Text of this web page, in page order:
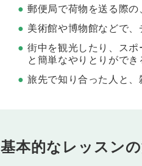
Lesson 18-21の内容をおさらいし
Lesson 23 観光(1)
Lesson 24 観光(2)
街の中を観光したり、スポーツを
海外旅行でよく使う言葉やフレーズ
郵便局で荷物を送る際
美術館や博物館などで
街中を観光したり、ス
と簡単なやりとりができ
旅先で知り合った人と
基本的なレッスン